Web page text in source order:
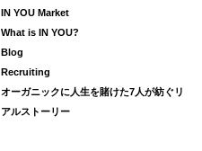
IN YOU Market
What is IN YOU?
Blog
Recruiting
オーガニックに人生を賭けた7人が紡ぐリ
アルストーリー